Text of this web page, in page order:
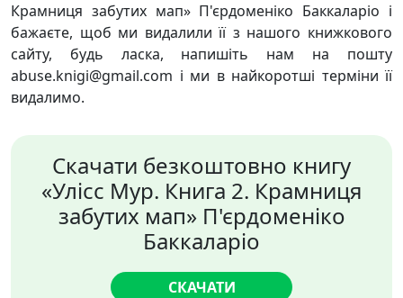
Крамниця забутих мап» П'єрдоменіко Баккаларіо і
бажаєте, щоб ми видалили її з нашого книжкового
сайту, будь ласка, напишіть нам на пошту
abuse.knigi@gmail.com і ми в найкоротші терміни її
видалимо.
Скачати безкоштовно книгу
«Улісс Мур. Книга 2. Крамниця
забутих мап» П'єрдоменіко
Баккаларіо
СКАЧАТИ